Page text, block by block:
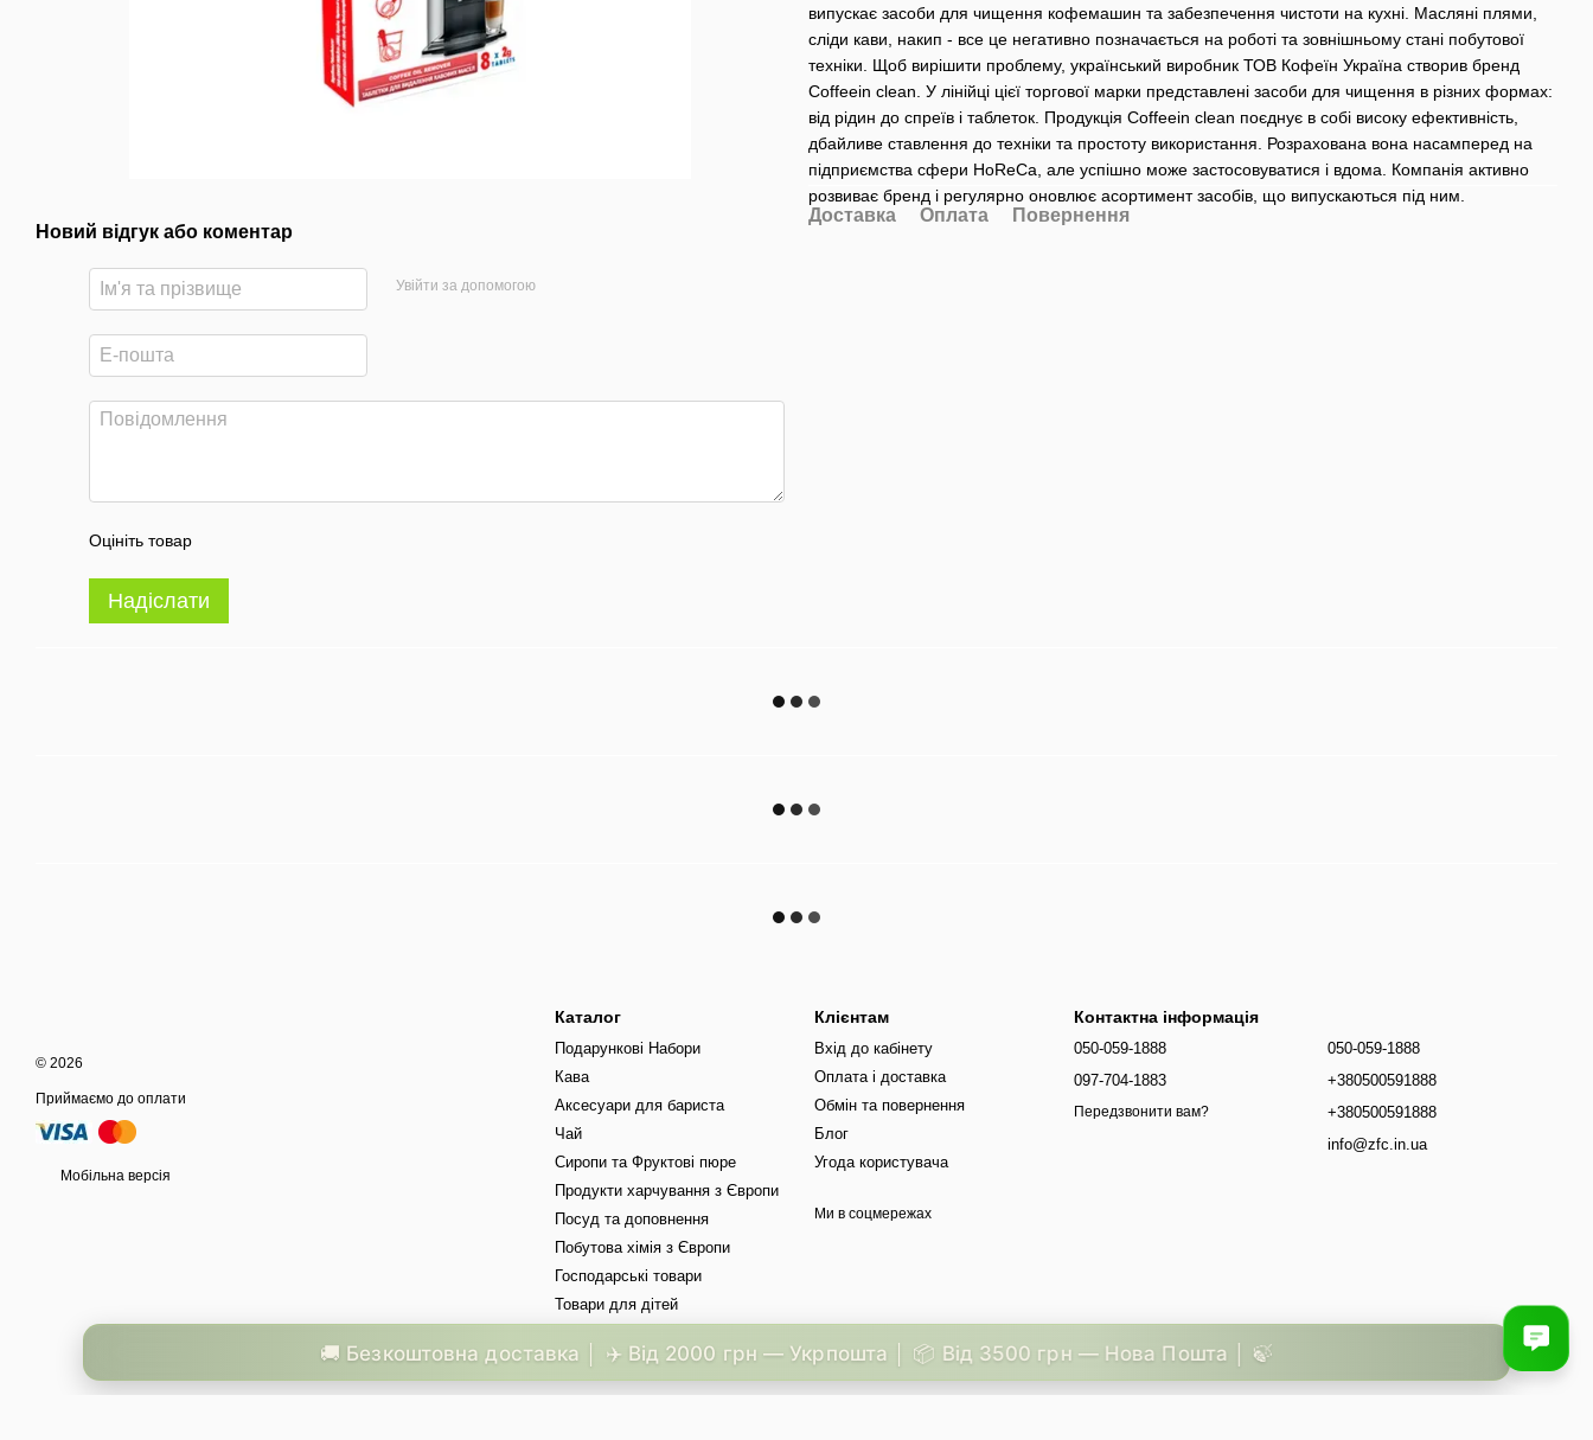
Новий відгук або коментар
Увійти за допомогою
Оцініть товар
Надіслати
випускає засоби для чищення кофемашин та забезпечення чистоти на кухні. Масляні плями,
сліди кави, накип - все це негативно позначається на роботі та зовнішньому стані побутової
техніки. Щоб вирішити проблему, український виробник ТОВ Кофеїн Україна створив бренд
Coffeein clean. У лінійці цієї торгової марки представлені засоби для чищення в різних формах:
від рідин до спреїв і таблеток. Продукція Coffeein clean поєднує в собі високу ефективність,
дбайливе ставлення до техніки та простоту використання. Розрахована вона насамперед на
підприємства сфери HoReCa, але успішно може застосовуватися і вдома. Компанія активно
розвиває бренд і регулярно оновлює асортимент засобів, що випускаються під ним.
Доставка Оплата Повернення
© 2026
Приймаємо до оплати
Мобільна версія
Каталог
Подарункові Набори
Кава
Аксесуари для бариста
Чай
Сиропи та Фруктові пюре
Продукти харчування з Європи
Посуд та доповнення
Побутова хімія з Європи
Господарські товари
Товари для дітей
Клієнтам
Вхід до кабінету
Оплата і доставка
Обмін та повернення
Блог
Угода користувача
Ми в соцмережах
Контактна інформація
050-059-1888
097-704-1883
Передзвонити вам?
050-059-1888
+380500591888
+380500591888
info@zfc.in.ua